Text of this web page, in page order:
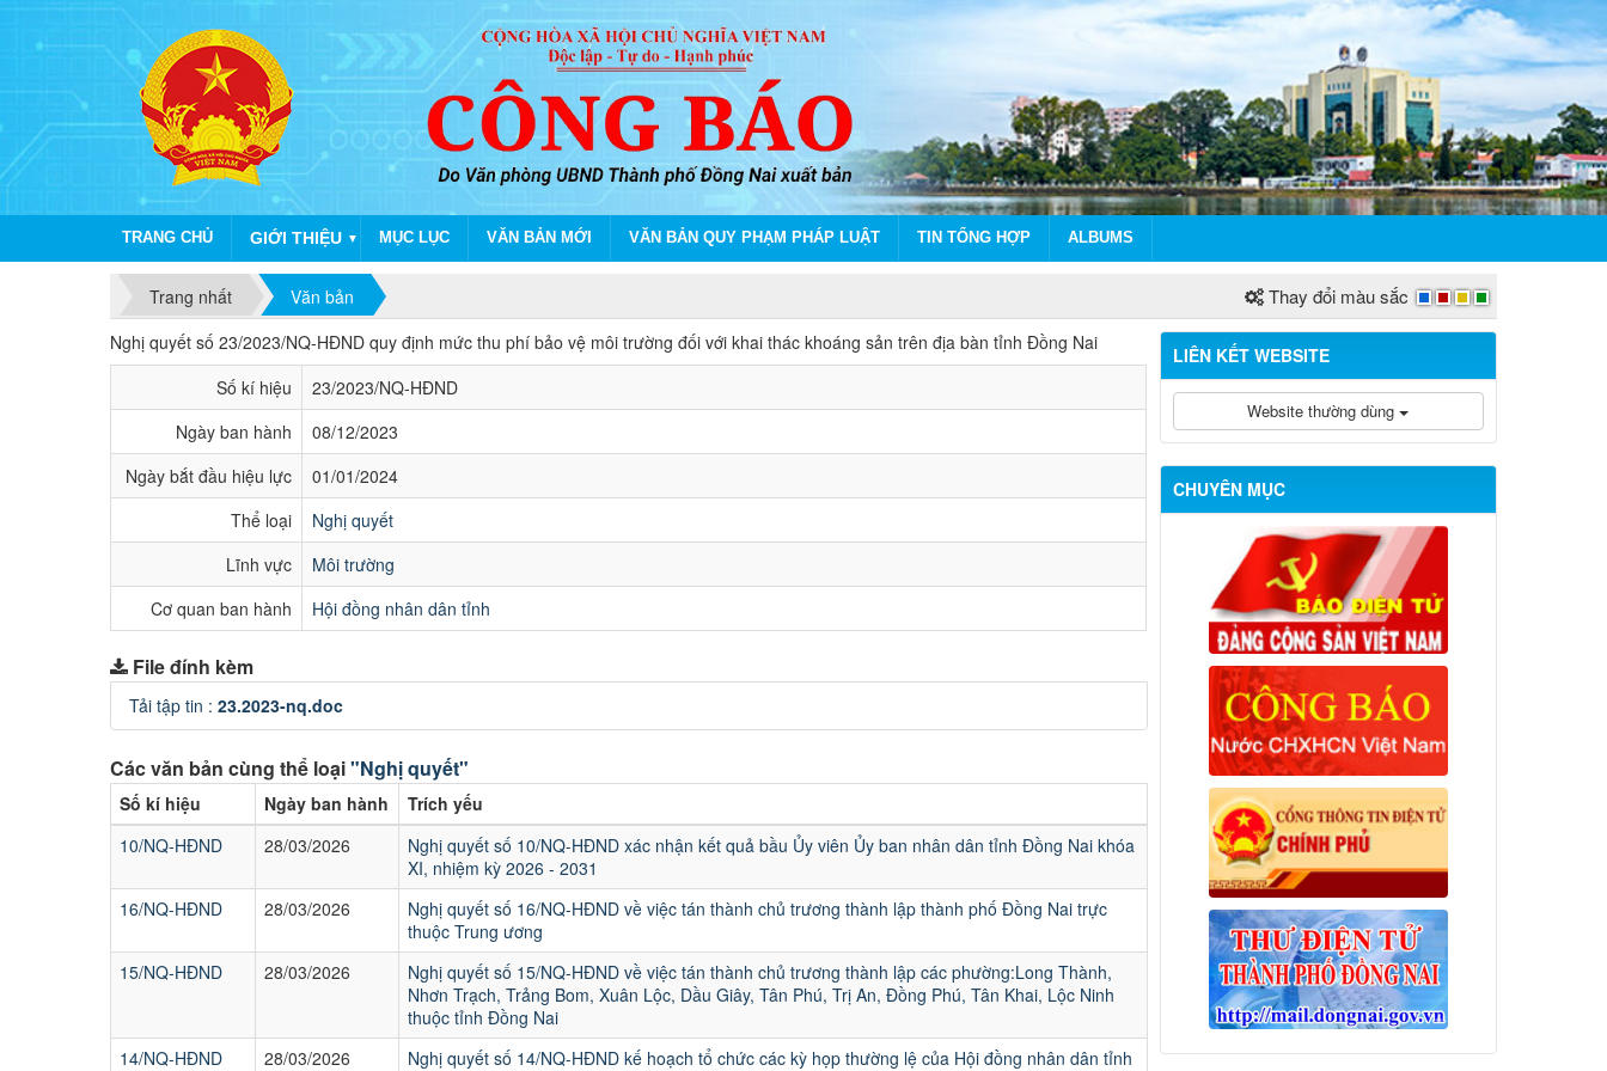
TRANG CHỦ GIỚI THIỆU ▼ MỤC LỤC VĂN BẢN MỚI VĂN BẢN QUY PHẠM PHÁP LUẬT TIN TỔNG HỢP ALBUMS
Trang nhất Văn bản Thay đổi màu sắc
Nghị quyết số 23/2023/NQ-HĐND của Hội đồng nhân dân tỉnh
Nghị quyết số 23/2023/NQ-HĐND quy định mức thu phí bảo vệ môi trường đối với khai thác khoáng sản trên địa bàn tỉnh Đồng Nai
Số kí hiệu
23/2023/NQ-HĐND
Ngày ban hành
08/12/2023
Ngày bắt đầu hiệu lực
01/01/2024
Thể loại
Nghị quyết
Lĩnh vực
Môi trường
Cơ quan ban hành
Hội đồng nhân dân tỉnh
File đính kèm
Tải tập tin : 23.2023-nq.doc
Các văn bản cùng thể loại"Nghị quyết"
Số kí hiệu Ngày ban hành
Trích yếu
10/NQ-HĐND
28/03/2026
Nghị quyết số 10/NQ-HĐND xác nhận kết quả bầu Ủy viên Ủy ban nhân dân tỉnh Đồng Nai khóa
XI, nhiệm kỳ 2026 - 2031
16/NQ-HĐND
28/03/2026
Nghị quyết số 16/NQ-HĐND về việc tán thành chủ trương thành lập thành phố Đồng Nai trực
thuộc Trung ương
15/NQ-HĐND
28/03/2026
Nghị quyết số 15/NQ-HĐND về việc tán thành chủ trương thành lập các phường:Long Thành,
Nhơn Trạch, Trảng Bom, Xuân Lộc, Dầu Giây, Tân Phú, Trị An, Đồng Phú, Tân Khai, Lộc Ninh
thuộc tỉnh Đồng Nai
14/NQ-HĐND
28/03/2026
Nghị quyết số 14/NQ-HĐND kế hoạch tổ chức các kỳ họp thường lệ của Hội đồng nhân dân tỉnh
LIÊN KẾT WEBSITE
Website thường dùng
CHUYÊN MỤC